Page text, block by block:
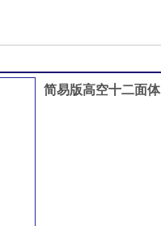
简易版高空十二面体